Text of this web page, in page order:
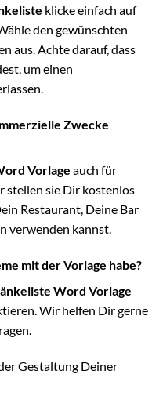
klicke einfach auf
den gewünschten
aus. Achte darauf, dass
um einen
Zwecke
Vorlage auch für
stellen sie Dir kostenlos
Restaurant, Deine Bar
verwenden kannst.
mit der Vorlage habe?
Word Vorlage
Wir helfen Dir gerne
Gestaltung Deiner